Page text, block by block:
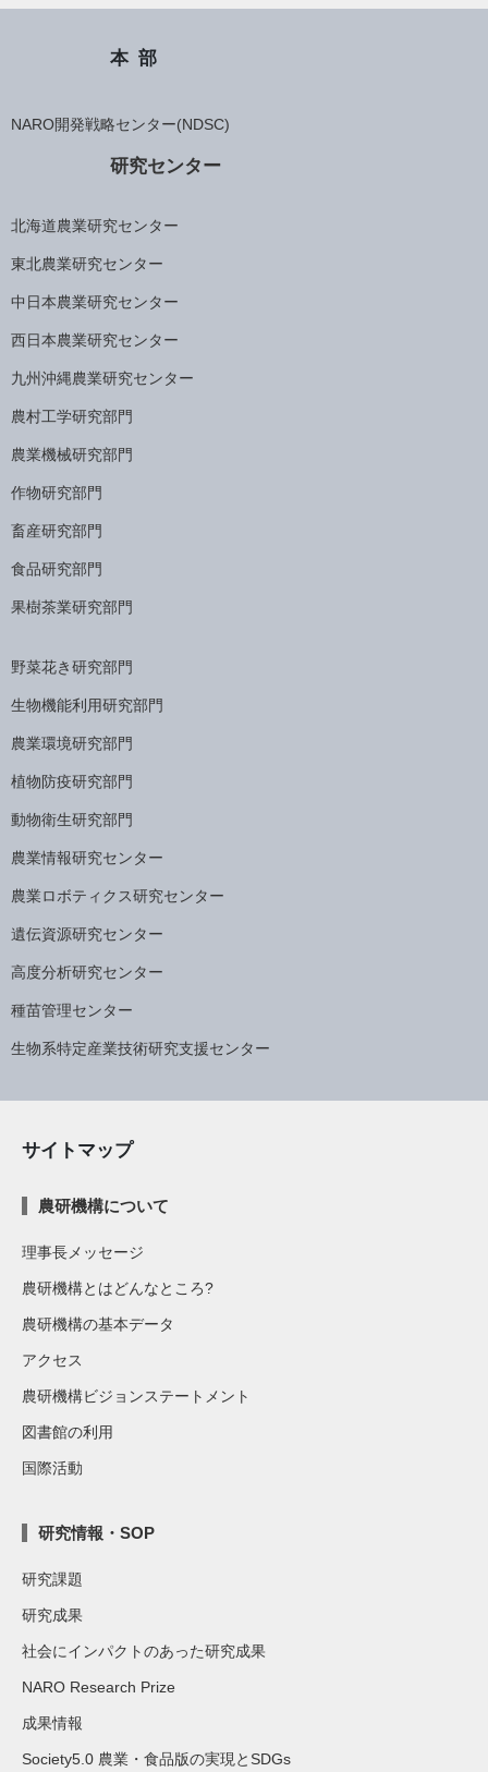
本部
NARO開発戦略センター(NDSC)
研究センター
北海道農業研究センター
東北農業研究センター
中日本農業研究センター
西日本農業研究センター
九州沖縄農業研究センター
農村工学研究部門
農業機械研究部門
作物研究部門
畜産研究部門
食品研究部門
果樹茶業研究部門
野菜花き研究部門
生物機能利用研究部門
農業環境研究部門
植物防疫研究部門
動物衛生研究部門
農業情報研究センター
農業ロボティクス研究センター
遺伝資源研究センター
高度分析研究センター
種苗管理センター
生物系特定産業技術研究支援センター
サイトマップ
農研機構について
理事長メッセージ
農研機構とはどんなところ?
農研機構の基本データ
アクセス
農研機構ビジョンステートメント
図書館の利用
国際活動
研究情報・SOP
研究課題
研究成果
社会にインパクトのあった研究成果
NARO Research Prize
成果情報
Society5.0 農業・食品版の実現とSDGs